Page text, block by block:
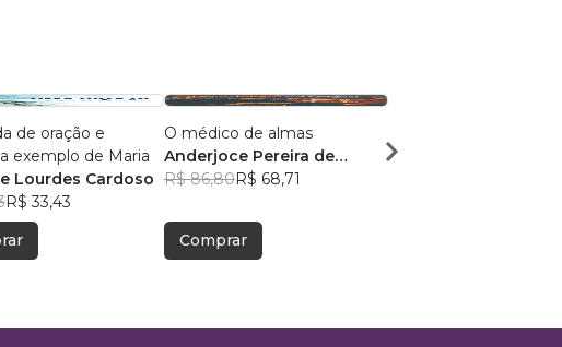
de oração e
exemplo de Maria
Lourdes Cardoso
R$ 33,43
O médico de almas
Anderjoce Pereira de
Araujo
R$ 86,80R$ 68,71
Comprar
Adilson Dirceu Vidal